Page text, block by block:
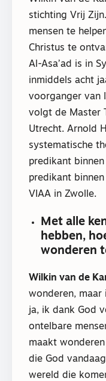
stichting Vrij
mensen te
Christus te
Al-Asa’ad is in
inmiddels acht
voorganger van
volgt de Master
Utrecht. Arnold
systematische
predikant binnen
predikant
VIAA in Zwolle.
Met alle
hebben,
wonderen
Wilkin van de
wonderen, maar
ja, ik dank God
ontelbare
maakt
die God
wereld die